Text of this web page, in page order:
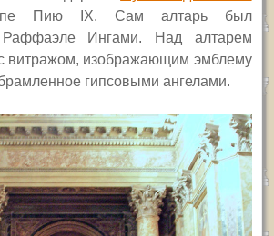
Пию IX. Сам алтарь был
Раффаэле Ингами. Над алтарем
витражом, изображающим эмблему
гипсовыми ангелами.